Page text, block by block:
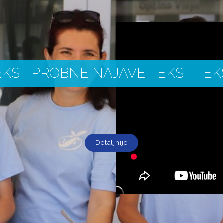
PROBNE NAJAVE TEKST
Detaljnije